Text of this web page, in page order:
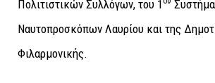
Πολιτιστικών Συλλόγων, του 1
Ναυτοπροσκόπων Λαυρίου και της
Φιλαρμονικής.